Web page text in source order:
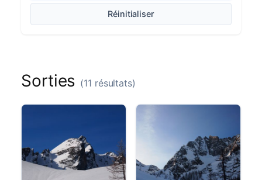
Réinitialiser
Sorties (11 résultats)